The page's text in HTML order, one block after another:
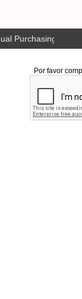
Purchasing Plan
Por favor